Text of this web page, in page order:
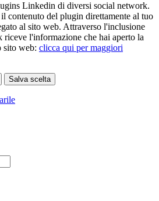
Linkedin di diversi social network.
contenuto del plugin direttamente al tuo
al sito web. Attraverso l'inclusione
l'informazione che hai aperto la
sito web: clicca qui per maggiori
Salva scelta